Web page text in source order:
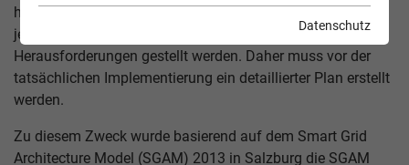
hochkomplexes System klassifiziert werden. Das bedeutet
jedoch, dass wir bei dessen Entwicklung vor spannende
Herausforderungen gestellt werden. Daher muss vor der
tatsächlichen Implementierung ein detaillierter Plan erstellt
werden.
Zu diesem Zweck wurde basierend auf dem Smart Grid
Architecture Model (SGAM) 2013 in Salzburg die SGAM
Datenschutz